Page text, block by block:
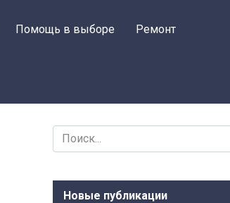
Помощь в выборе Ремонт
Search
for:
Новые публикации